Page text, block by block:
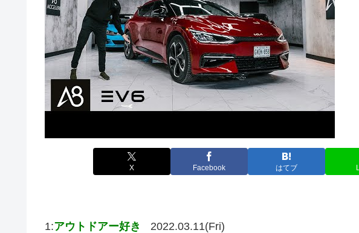
X Facebook はてブ
1:アウトドアー好き 2022.03.11(Fri)